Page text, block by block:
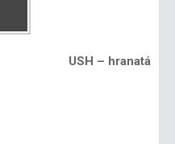
USH – hranatá